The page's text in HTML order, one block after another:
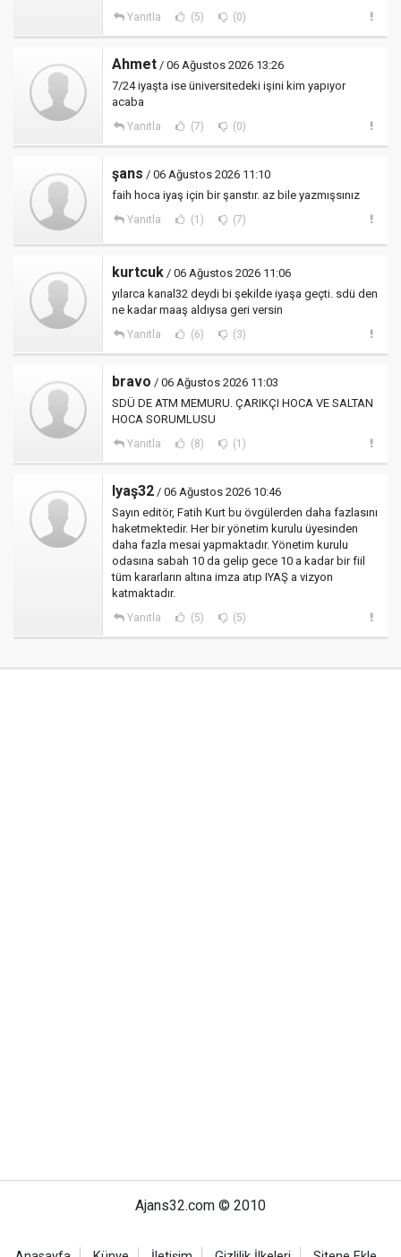
Yanıtla (5) (0)
Ahmet / 06 Ağustos 2026 13:26
7/24 iyaşta ise üniversitedeki işini kim yapıyor
acaba
Yanıtla (7) (0)
şans / 06 Ağustos 2026 11:10
faih hoca iyaş için bir şanstır. az bile yazmışsınız
Yanıtla (1) (7)
kurtcuk / 06 Ağustos 2026 11:06
yılarca kanal32 deydi bi şekilde iyaşa geçti. sdü den
ne kadar maaş aldıysa geri versin
Yanıtla (6) (3)
bravo / 06 Ağustos 2026 11:03
SDÜ DE ATM MEMURU. ÇARIKÇI HOCA VE SALTAN
HOCA SORUMLUSU
Yanıtla (8) (1)
Iyaş32 / 06 Ağustos 2026 10:46
Sayın editör, Fatih Kurt bu övgülerden daha fazlasını
haketmektedir. Her bir yönetim kurulu üyesinden
daha fazla mesai yapmaktadır. Yönetim kurulu
odasına sabah 10 da gelip gece 10 a kadar bir fiil
tüm kararların altına imza atıp IYAŞ a vizyon
katmaktadır.
Yanıtla (5) (5)
Ajans32.com © 2010